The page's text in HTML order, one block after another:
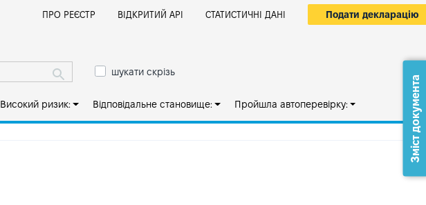
ПРО РЕЄСТР ВІДКРИТИЙ АРІ СТАТИСТИЧНІ ДАНІ Подати декларацію
шукати скрізь
Високий ризик: Відповідальне становище: Пройшла автоперевірку: Зміст документа